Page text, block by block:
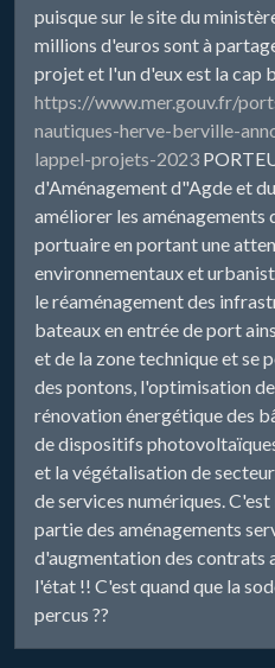
puisque sur le site du
millions d'euros sont à
projet et l'un d'eux est la cap
https://www.mer.gouv.fr/
nautiques-herve-berville-
lappel-projets-2023
d'Aménagement d"Agde et
améliorer les aménagements
portuaire en portant une
environnementaux et
le réaménagement des
bateaux en entrée de port
et de la zone technique et se
des pontons, l'optimisation
rénovation énergétique des
de dispositifs
et la végétalisation de
de services numériques.
partie des aménagements
d'augmentation des contrats
l'état !! C'est quand que la
percus ??